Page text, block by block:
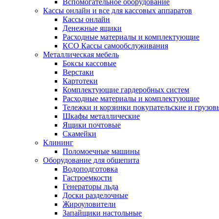
Вспомогательное оборудование
Кассы онлайн и все для кассовых аппаратов
Кассы онлайн
Денежные ящики
Расходные материалы и комплектующие
КСО Кассы самообслуживания
Металлическая мебель
Боксы кассовые
Верстаки
Картотеки
Комплектующие гардеробных систем
Расходные материалы и комплектующие
Тележки и корзинки покупательские и
Шкафы металлические
Ящики почтовые
Скамейки
Клининг
Поломоечные машины
Оборудование для общепита
Водоподготовка
Гастроемкости
Генераторы льда
Доски разделочные
Жироуловители
Запайщики настольные